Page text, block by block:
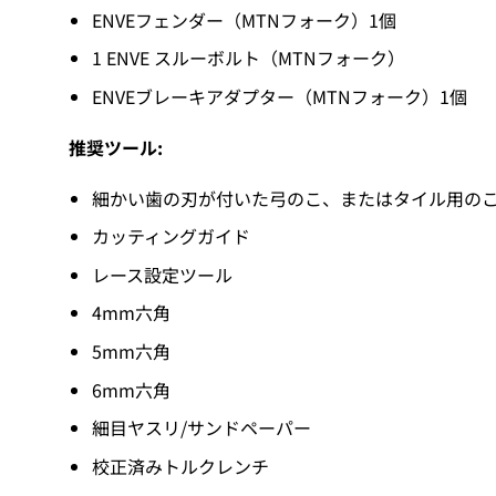
ENVEフェンダー（MTNフォーク）1個
1 ENVE スルーボルト（MTNフォーク）
ENVEブレーキアダプター（MTNフォーク）1個
推奨ツール:
細かい歯の刃が付いた弓のこ、またはタイル用の
カッティングガイド
レース設定ツール
4mm六角
5mm六角
6mm六角
細目ヤスリ/サンドペーパー
校正済みトルクレンチ